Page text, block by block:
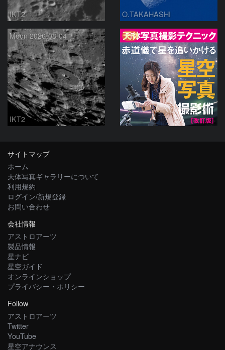
IKT2 O.TAKAHASHI
Moon 2026-08-04
IKT2
PR
サイトマップ
ホーム
天体写真ギャラリーについて
利用規約
ログイン/新規登録
お問い合わせ
会社情報
アストロアーツ
製品情報
星ナビ
星空ガイド
オンラインショップ
プライバシー・ポリシー
Follow
アストロアーツ
Twitter
YouTube
星空アナウンス